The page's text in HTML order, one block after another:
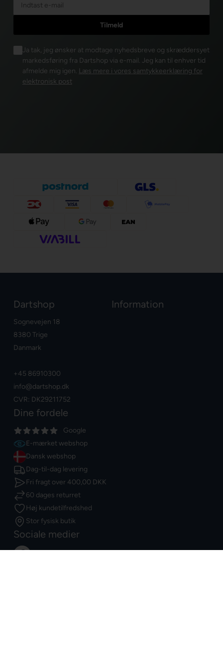
Ja tak, jeg ønsker at modtage nyhedsbreve og skræddersyet
markedsføring fra Dartshop via e-mail. Jeg kan til enhver tid
afmelde mig igen. Læs mere i vores samtykkeerklæring for
elektronisk post
Dartshop
Sognevejen 18
8380 Trige
Danmark
+45 86910300
info@dartshop.dk
CVR: DK29211752
Information
Dine fordele
Google
E-mærket webshop
Dansk webshop
Dag-til-dag levering
Fri fragt over 400,00 DKK
60 dages returret
Høj kundetilfredshed
Stor fysisk butik
Sociale medier